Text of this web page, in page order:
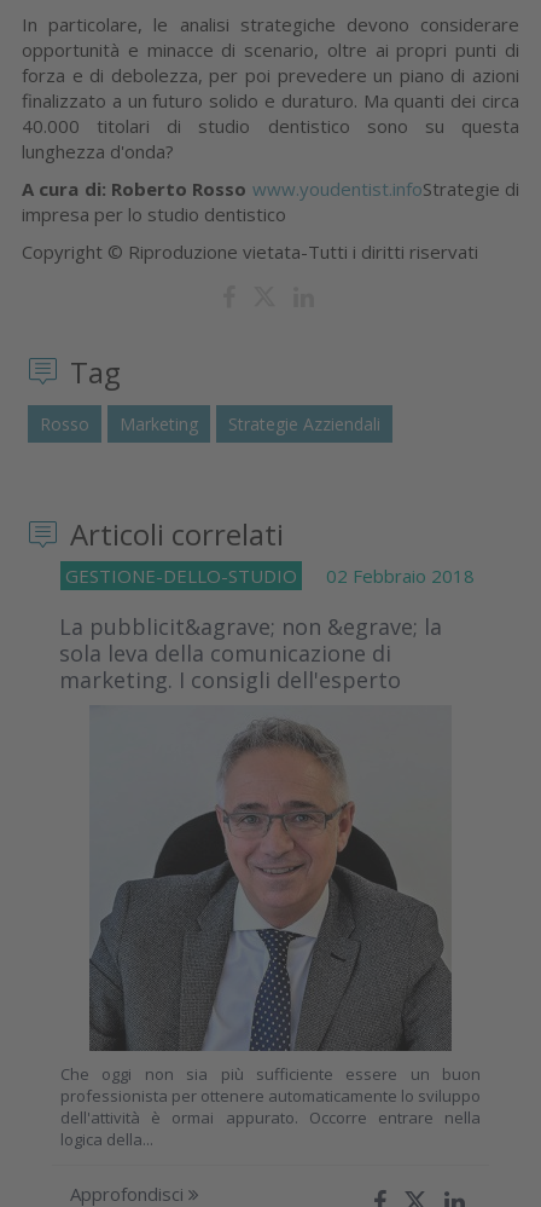
In particolare, le analisi strategiche devono considerare
opportunità e minacce di scenario, oltre ai propri punti di
forza e di debolezza, per poi prevedere un piano di azioni
finalizzato a un futuro solido e duraturo. Ma quanti dei circa
40.000 titolari di studio dentistico sono su questa
lunghezza d'onda?
A cura di: Roberto Rosso www.youdentist.infoStrategie di
impresa per lo studio dentistico
Copyright © Riproduzione vietata-Tutti i diritti riservati
Tag
Rosso Marketing Strategie Azziendali
Articoli correlati
GESTIONE-DELLO-STUDIO 02 Febbraio 2018
La pubblicit&agrave; non &egrave; la
sola leva della comunicazione di
marketing. I consigli dell'esperto
Che oggi non sia più sufficiente essere un buon
professionista per ottenere automaticamente lo sviluppo
dell'attività è ormai appurato. Occorre entrare nella
logica della...
Approfondisci